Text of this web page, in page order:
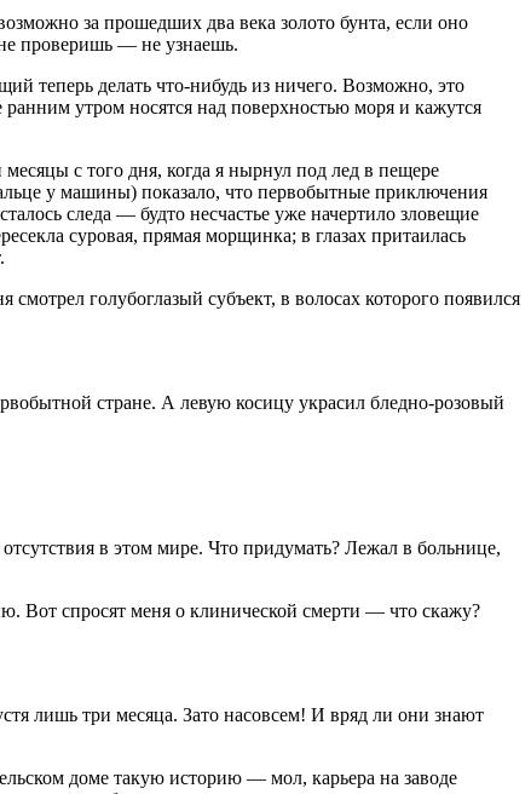
за прошедших два века золото бунта, если оно
проверишь — не узнаешь.
теперь делать что-нибудь из ничего. Возможно, это
утром носятся над поверхностью моря и кажутся
с того дня, когда я нырнул под лед в пещере
у машины) показало, что первобытные приключения
следа — будто несчастье уже начертило зловещие
суровая, прямая морщинка; в глазах притаилась
голубоглазый субъект, в волосах которого появился
стране. А левую косицу украсил бледно-розовый
в этом мире. Что придумать? Лежал в больнице,
Вот спросят меня о клинической смерти — что скажу?
лишь три месяца. Зато насовсем! И вряд ли они знают
доме такую историю — мол, карьера на заводе